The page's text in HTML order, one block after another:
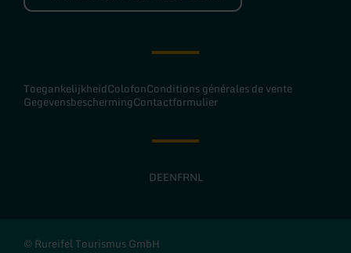
ToegankelijkheidColofonConditions générales de vente
GegevensbeschermingContactformulier
DEENFRNL
© Rureifel Tourismus GmbH